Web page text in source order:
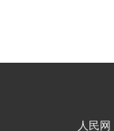
人民网